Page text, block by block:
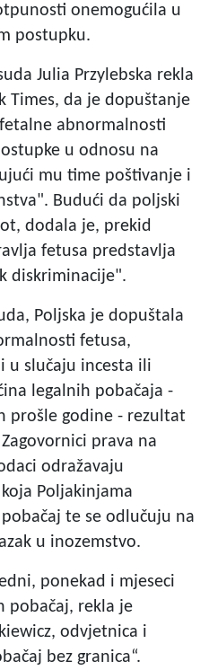
onemogućila u
postupku.
Julia Przylebska rekla
Times, da je dopuštanje
abnormalnosti
u odnosu na
mu time poštivanje i
Budući da poljski
dodala je, prekid
fetusa predstavlja
diskriminacije".
Poljska je dopuštala
fetusa,
u slučaju incesta ili
legalnih pobačaja -
prošle godine - rezultat
prava na
odražavaju
Poljakinjama
te se odlučuju na
u inozemstvo.
ponekad i mjeseci
pobačaj, rekla je
odvjetnica i
bez granica“.